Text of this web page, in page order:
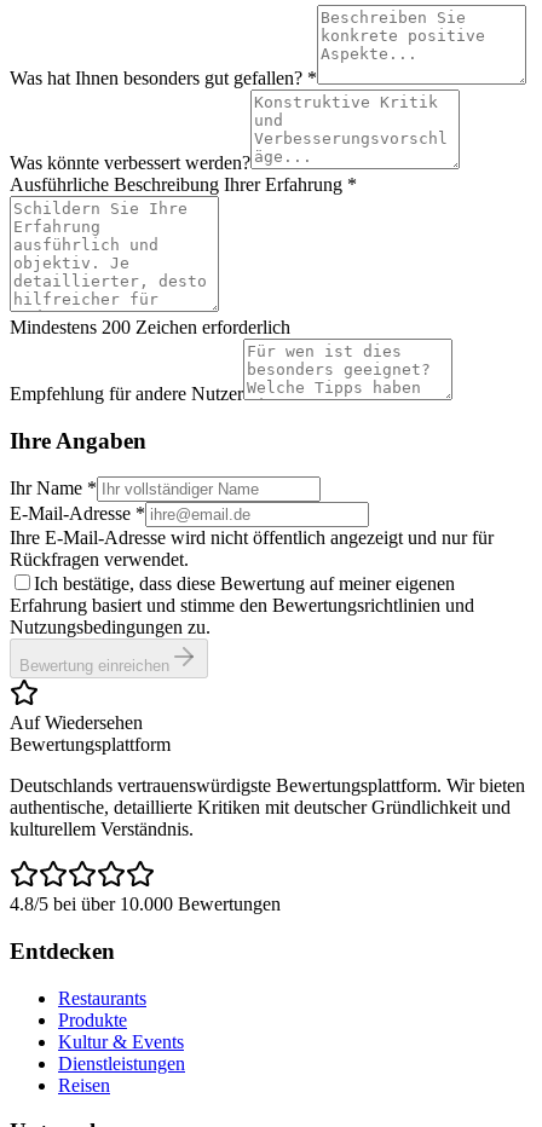
Was hat Ihnen besonders gut gefallen? *
Was könnte verbessert werden?
Ausführliche Beschreibung Ihrer Erfahrung *
Mindestens 200 Zeichen erforderlich
Empfehlung für andere Nutzer
Ihre Angaben
Ihr Name *
E-Mail-Adresse *
Ihre E-Mail-Adresse wird nicht öffentlich angezeigt und nur für
Rückfragen verwendet.
Ich bestätige, dass diese Bewertung auf meiner eigenen
Erfahrung basiert und stimme den Bewertungsrichtlinien und
Nutzungsbedingungen zu.
Bewertung einreichen
Auf Wiedersehen
Bewertungsplattform
Deutschlands vertrauenswürdigste Bewertungsplattform. Wir bieten
authentische, detaillierte Kritiken mit deutscher Gründlichkeit und
kulturellem Verständnis.
4.8/5 bei über 10.000 Bewertungen
Entdecken
Restaurants
Produkte
Kultur & Events
Dienstleistungen
Reisen